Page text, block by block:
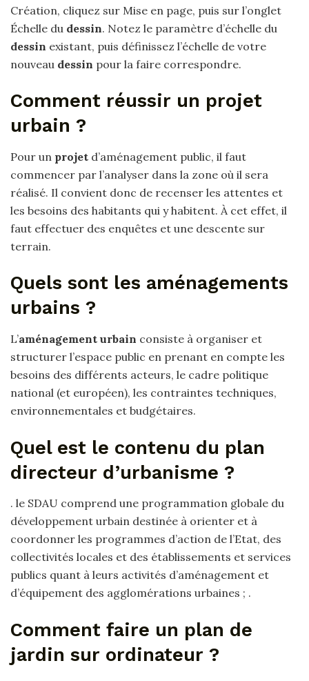
Création, cliquez sur Mise en page, puis sur l’onglet
Échelle du dessin. Notez le paramètre d’échelle du
dessin existant, puis définissez l’échelle de votre
nouveau dessin pour la faire correspondre.
Comment réussir un projet
urbain ?
Pour un projet d’aménagement public, il faut
commencer par l’analyser dans la zone où il sera
réalisé. Il convient donc de recenser les attentes et
les besoins des habitants qui y habitent. À cet effet, il
faut effectuer des enquêtes et une descente sur
terrain.
Quels sont les aménagements
urbains ?
L’aménagement urbain consiste à organiser et
structurer l’espace public en prenant en compte les
besoins des différents acteurs, le cadre politique
national (et européen), les contraintes techniques,
environnementales et budgétaires.
Quel est le contenu du plan
directeur d’urbanisme ?
. le SDAU comprend une programmation globale du
développement urbain destinée à orienter et à
coordonner les programmes d’action de l’Etat, des
collectivités locales et des établissements et services
publics quant à leurs activités d’aménagement et
d’équipement des agglomérations urbaines ; .
Comment faire un plan de
jardin sur ordinateur ?